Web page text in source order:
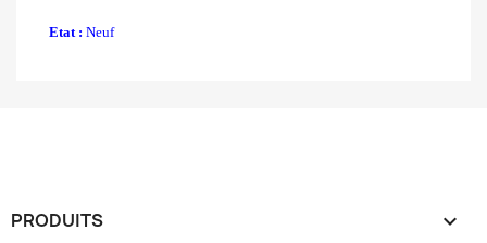
Etat : Neuf
PRODUITS 